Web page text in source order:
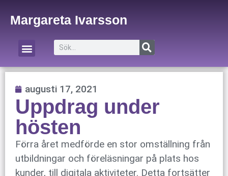
Margareta Ivarsson
augusti 17, 2021
Uppdrag under
hösten
Förra året medförde en stor omställning från
utbildningar och föreläsningar på plats hos
kunder, till digitala aktiviteter. Detta fortsätter